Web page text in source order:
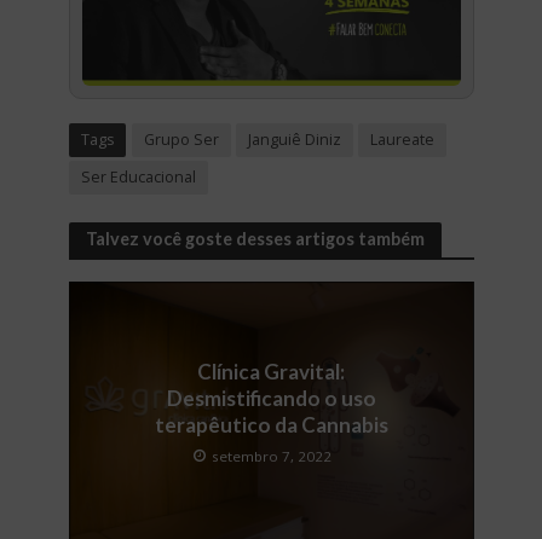
Tags Grupo Ser Janguiê Diniz
Laureate
Ser Educacional
Talvez você goste desses artigos também
Clínica Gravital:
Desmistificando o uso
terapêutico da Cannabis
setembro 7, 2022